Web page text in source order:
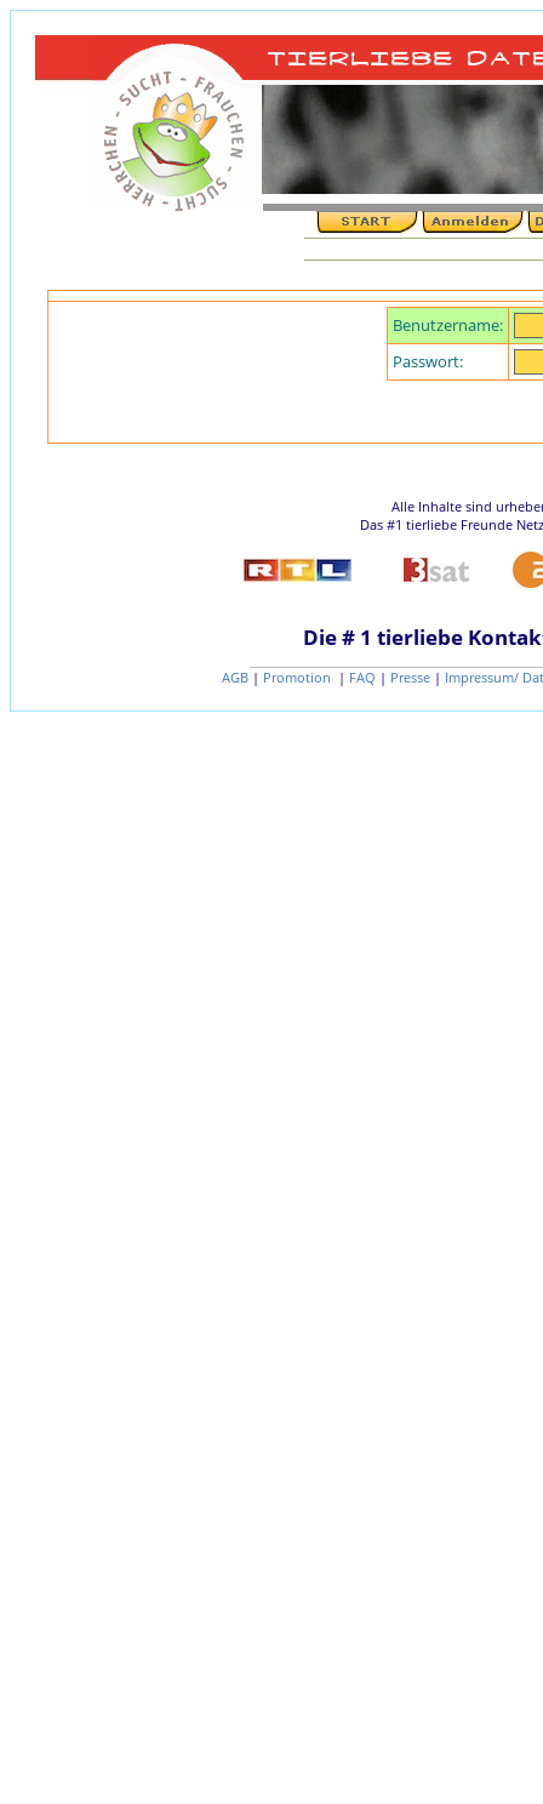
Benutzername:
Passwort:
Alle Inhalte sind
Das #1 tierliebe Freunde
Die # 1 tierliebe
AGB | Promotion | FAQ | Presse | Impressum/